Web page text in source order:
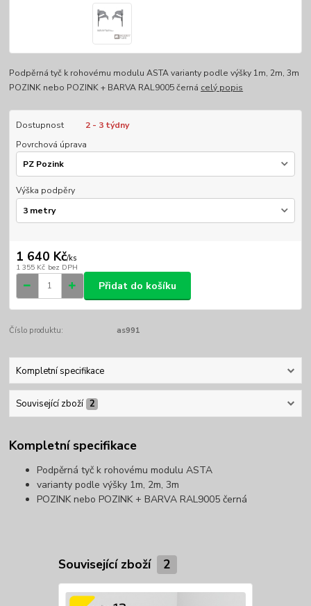
Podpěrná tyč k rohovému modulu ASTA varianty podle výšky 1m, 2m, 3m
POZINK nebo POZINK + BARVA RAL9005 černá celý popis
Dostupnost
2 - 3 týdny
Povrchová úprava
Výška podpěry
1 640 Kč/ks
1 355 Kč bez DPH
Přidat do košíku
Číslo produktu: as991
Kompletní specifikace
Související zboží 2
Kompletní specifikace
Podpěrná tyč k rohovému modulu ASTA
varianty podle výšky 1m, 2m, 3m
POZINK nebo POZINK + BARVA RAL9005 černá
Související zboží 2